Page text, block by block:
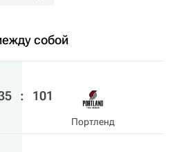
собой
: 101
Портленд